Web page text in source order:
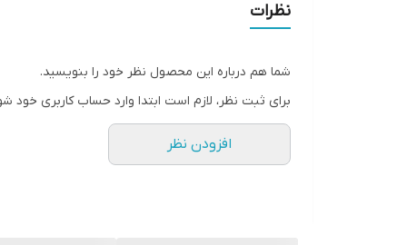
نظرات
شما هم درباره این محصول نظر خود را بنویسید.
برای ثبت نظر، لازم است ابتدا وارد حساب کاربری خود
افزودن نظر